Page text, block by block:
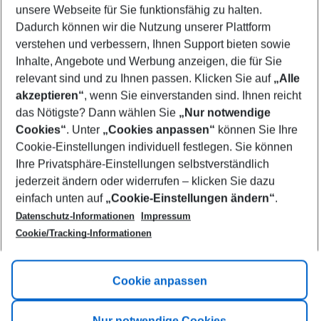
08/08/26–06/08/27 5-8 nights
Who will travel
2 adults No children
Show more filter
Footer
Footer navigation
Title A
Link A
unsere Webseite für Sie funktionsfähig zu halten.
Dadurch können wir die Nutzung unserer Plattform
verstehen und verbessern, Ihnen Support bieten sowie
Inhalte, Angebote und Werbung anzeigen, die für Sie
relevant sind und zu Ihnen passen. Klicken Sie auf „Alle
akzeptieren“, wenn Sie einverstanden sind. Ihnen reicht
das Nötigste? Dann wählen Sie „Nur notwendige
Cookies“. Unter „Cookies anpassen“ können Sie Ihre
Cookie-Einstellungen individuell festlegen. Sie können
Ihre Privatsphäre-Einstellungen selbstverständlich
jederzeit ändern oder widerrufen – klicken Sie dazu
einfach unten auf „Cookie-Einstellungen ändern“.
Datenschutz-Informationen
Impressum
Cookie/Tracking-Informationen
Cookie anpassen